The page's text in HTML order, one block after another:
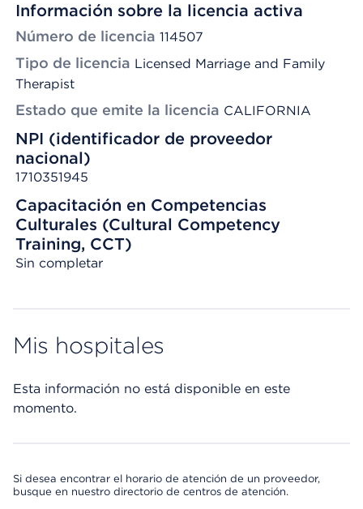
Información sobre la licencia activa
Número de licencia 114507
Tipo de licencia Licensed Marriage and Family
Therapist
Estado que emite la licencia CALIFORNIA
NPI (identificador de proveedor
nacional)
1710351945
Capacitación en Competencias
Culturales (Cultural Competency
Training, CCT)
Sin completar
Mis hospitales
Esta información no está disponible en este
momento.
Si desea encontrar el horario de atención de un proveedor,
busque en nuestro directorio de centros de atención.